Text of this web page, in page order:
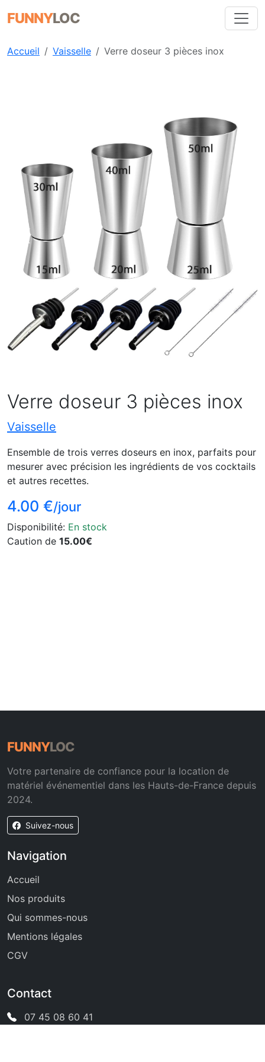
FUNNYLOC
Accueil Vaisselle Verre doseur 3 pièces inox
Précédent
Verre doseur 3 pièces inox
Vaisselle
Ensemble de trois verres doseurs en inox, parfaits pour
mesurer avec précision les ingrédients de vos cocktails
et autres recettes.
4.00 €/jour
Disponibilité: En stock
Caution de 15.00€
FUNNYLOC
Votre partenaire de confiance pour la location de
matériel événementiel dans les Hauts-de-France depuis
2024.
Suivez-nous
Navigation
Accueil
Nos produits
Qui sommes-nous
Mentions légales
CGV
Contact
07 45 08 60 41